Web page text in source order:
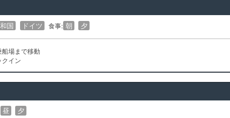
国 ドイツ 食事: 朝 夕
場まで移動
イン
昼 夕